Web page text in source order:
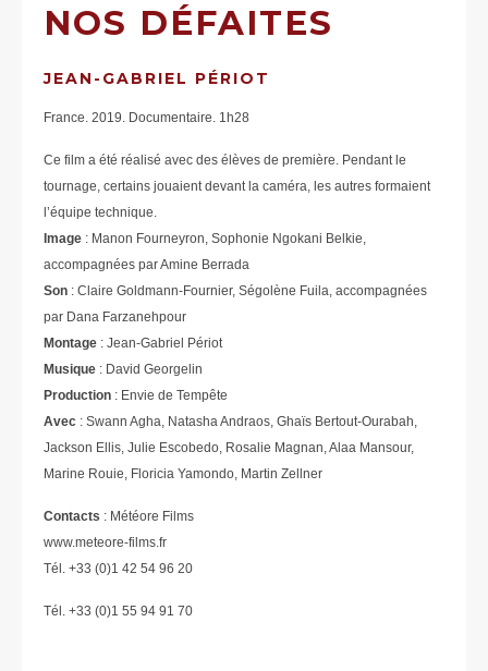
NOS DÉFAITES
JEAN-GABRIEL PÉRIOT
France. 2019. Documentaire. 1h28
Ce film a été réalisé avec des élèves de première. Pendant le
tournage, certains jouaient devant la caméra, les autres formaient
l’équipe technique.
Image : Manon Fourneyron, Sophonie Ngokani Belkie,
accompagnées par Amine Berrada
Son : Claire Goldmann-Fournier, Ségolène Fuila, accompagnées
par Dana Farzanehpour
Montage : Jean-Gabriel Périot
Musique : David Georgelin
Production : Envie de Tempête
Avec : Swann Agha, Natasha Andraos, Ghaïs Bertout-Ourabah,
Jackson Ellis, Julie Escobedo, Rosalie Magnan, Alaa Mansour,
Marine Rouie, Floricia Yamondo, Martin Zellner
Contacts : Météore Films
www.meteore-films.fr
Tél. +33 (0)1 42 54 96 20
Tél. +33 (0)1 55 94 91 70